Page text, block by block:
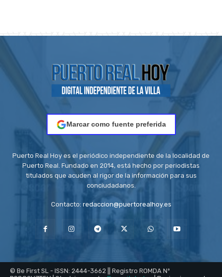
Marcar como fuente preferida
Puerto Real Hoy es el periódico independiente de la localidad de
Puerto Real. Fundado en 2014, está hecho por periodistas
titulados que acuden al rigor de la información para sus
conciudadanos.
Contacto: redaccion@puertorealhoy.es
© Be First SL - ISSN: 2444-3662 || Registro ROMDA Nº